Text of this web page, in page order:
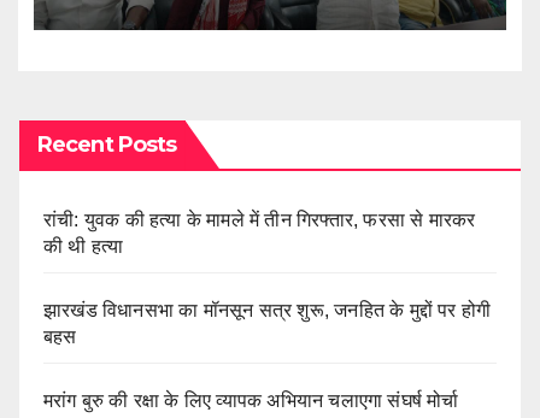
Recent Posts
रांची: युवक की हत्या के मामले में तीन गिरफ्तार, फरसा से मारकर
की थी हत्या
झारखंड विधानसभा का मॉनसून सत्र शुरू, जनहित के मुद्दों पर होगी
बहस
मरांग बुरु की रक्षा के लिए व्यापक अभियान चलाएगा संघर्ष मोर्चा